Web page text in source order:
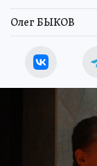
Олег БЫКОВ